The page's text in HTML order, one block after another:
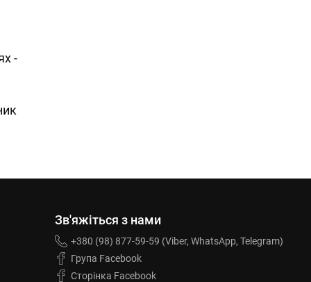
-
Зв'яжіться з нами
+380 (98) 877-59-59 (Viber, WhatsApp, Telegram)
Група Facebook
Сторінка Facebook